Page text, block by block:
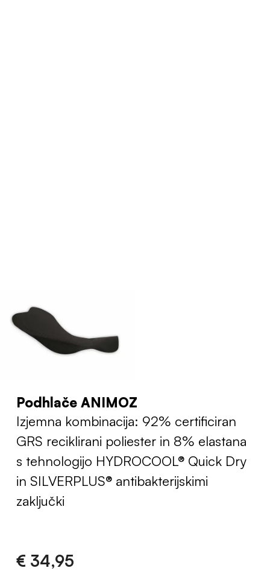
Podhlače ANIMOZ
Izjemna kombinacija: 92% certificiran
GRS reciklirani poliester in 8% elastana
s tehnologijo HYDROCOOL® Quick Dry
in SILVERPLUS® antibakterijskimi
zaključki
€ 34,95